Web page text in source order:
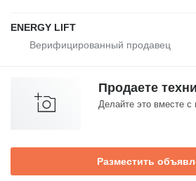
ENERGY LIFT
Продаете
Делайте это вместе с
Разместить